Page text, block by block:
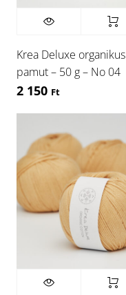
Krea Deluxe organikus
pamut – 50 g – No 04
2 150 Ft